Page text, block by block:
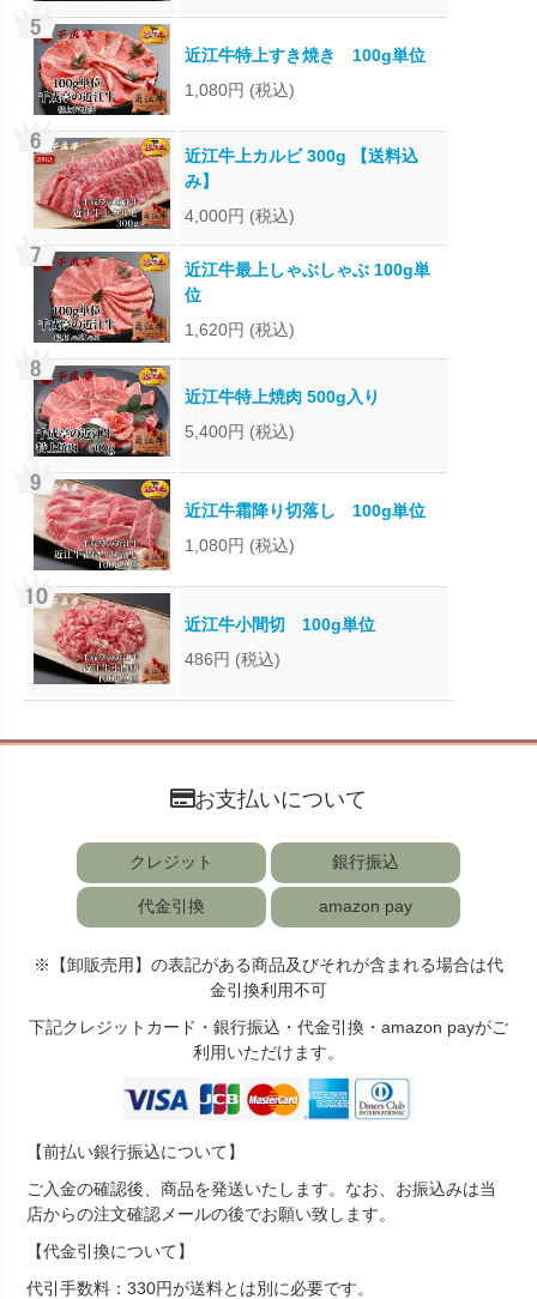
近江牛特上すき焼き 100g単位
1,080円 (税込)
近江牛上カルビ 300g 【送料込
み】
4,000円 (税込)
近江牛最上しゃぶしゃぶ 100g単
位
1,620円 (税込)
近江牛特上焼肉 500g入り
5,400円 (税込)
近江牛霜降り切落し 100g単位
1,080円 (税込)
近江牛小間切 100g単位
486円 (税込)
お支払いについて
クレジット 銀行振込
代金引換 amazon pay
※【卸販売用】の表記がある商品及びそれが含まれる場合は代
金引換利用不可
下記クレジットカード・銀行振込・代金引換・amazon payがご
利用いただけます。
【前払い銀行振込について】
ご入金の確認後、商品を発送いたします。なお、お振込みは当
店からの注文確認メールの後でお願い致します。
【代金引換について】
代引手数料：330円が送料とは別に必要です。